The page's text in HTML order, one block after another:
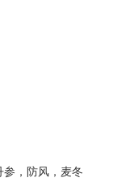
，防风，麦冬